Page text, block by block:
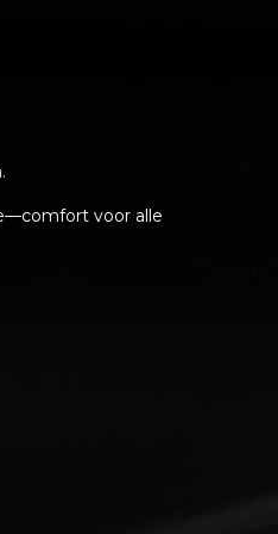
voor alle